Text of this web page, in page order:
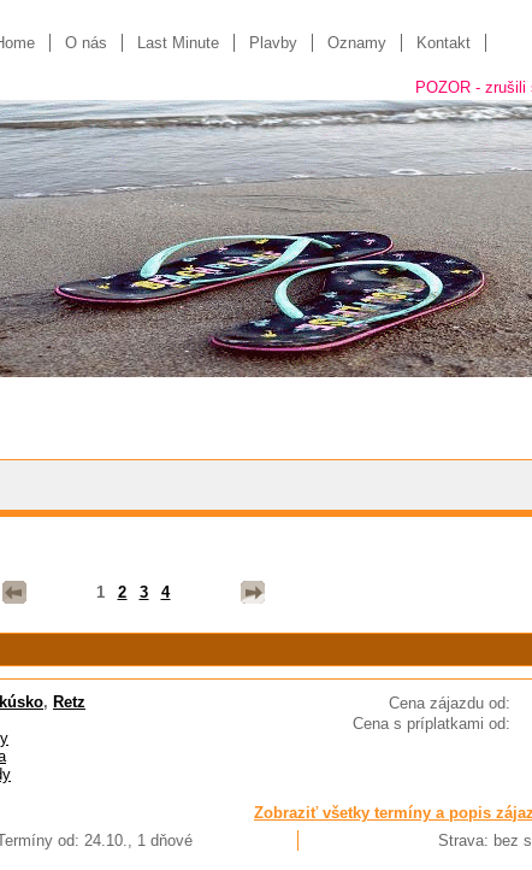
O nás Last Minute Plavby Oznamy Kontakt
POZOR - zrušili sme
1 2 3 4
Cena zájazdu od:
Cena s príplatkami od:
, Retz
Zobraziť všetky termíny a popis
od: 24.10., 1 dňové Strava: bez